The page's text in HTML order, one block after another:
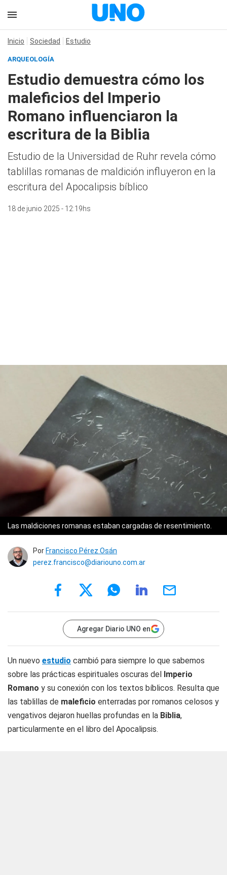
Inicio Sociedad Estudio
ARQUEOLOGÍA
Estudio demuestra cómo los
maleficios del Imperio
Romano influenciaron la
escritura de la Biblia
Estudio de la Universidad de Ruhr revela cómo
tablillas romanas de maldición influyeron en la
escritura del Apocalipsis bíblico
18 de junio 2025 - 12:19hs
Las maldiciones romanas estaban cargadas de resentimiento.
Por Francisco Pérez Osán
perez.francisco@diariouno.com.ar
Agregar Diario UNO en
Un nuevo estudio cambió para siempre lo que sabemos
sobre las prácticas espirituales oscuras del
Imperio
Romano y su conexión con los textos bíblicos. Resulta que
las tablillas de maleficio enterradas por romanos celosos y
vengativos dejaron huellas profundas en la Biblia,
particularmente en el libro del Apocalipsis.